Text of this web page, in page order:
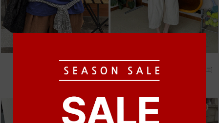
● ●
m_마무 린넨 나시 [4차 재입고]
28,000원
m_헤세드 스티치 데님팬츠 [4차 재입고]
87,000원